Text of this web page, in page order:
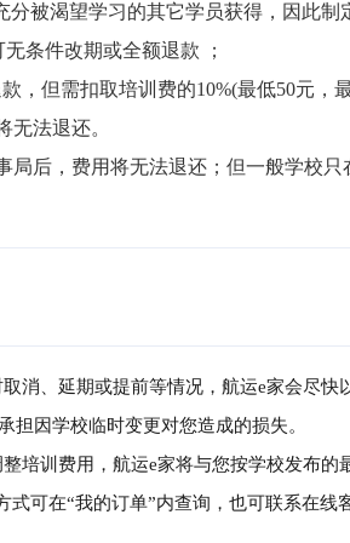
被渴望学习的其它学员获得，因此制
条件改期或全额退款 ；
，但需扣取培训费的10%(最低50元，
无法退还。
局后，费用将无法退还；但一般学校
消、延期或提前等情况，航运e家会尽快
担因学校临时变更对您造成的损失。
培训费用，航运e家将与您按学校发布的
可在“我的订单”内查询，也可联系在线